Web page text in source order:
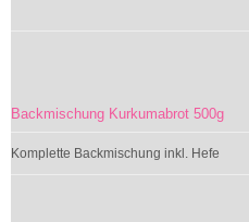
Backmischung Kurkumabrot 500g
Komplette Backmischung inkl. Hefe